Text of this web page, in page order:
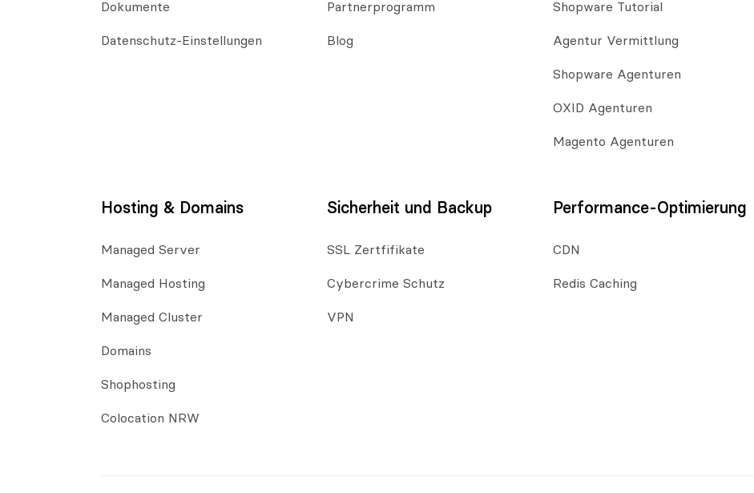
Dokumente
Datenschutz-Einstellungen
Partnerprogramm
Blog
Shopware Tutorial
Agentur Vermittlung
Shopware Agenturen
OXID Agenturen
Magento Agenturen
Hosting & Domains
Managed Server
Managed Hosting
Managed Cluster
Domains
Shophosting
Colocation NRW
Sicherheit und Backup
SSL Zertfifikate
Cybercrime Schutz
VPN
Performance-Optimierung
CDN
Redis Caching